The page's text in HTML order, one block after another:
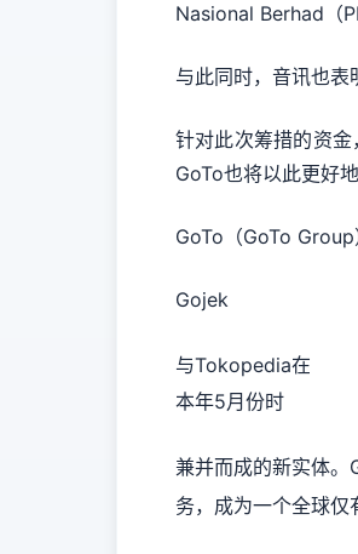
Nasional Berhad（
与此同时，音讯也表
针对此次筹措的资
GoTo也将以此更好
GoTo（GoTo
Gojek
与Tokopedia在
本年5月份时
兼并而成的新实体
务，成为一个全球仅